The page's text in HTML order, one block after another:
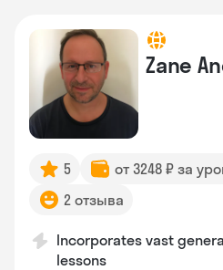
Zane
5 от 3248 ₽ за
2 отзыва
Incorporates vast
lessons